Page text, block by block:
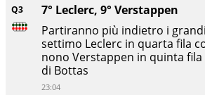
Q3
7° Leclerc, 9° Verstappen
Partiranno più indietro i
settimo Leclerc in quarta fila
nono Verstappen in quinta fila
di Bottas
23:04